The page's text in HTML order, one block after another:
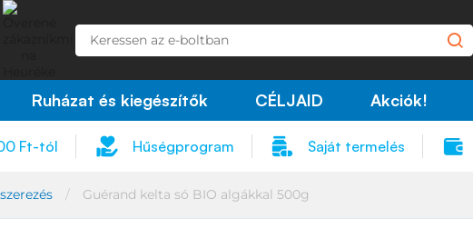
Ruházat és kiegészítők CÉLJAID Akciók!
Ft-tól Hűségprogram Saját termelés
Guérand kelta só BIO algákkal 500g